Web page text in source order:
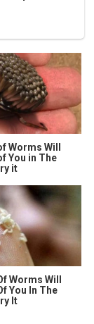
Worms Will
You in The
it
Worms Will
You In The
It